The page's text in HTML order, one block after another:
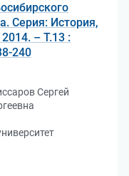
Серия: История,
– Т.13 :
240
Сергей